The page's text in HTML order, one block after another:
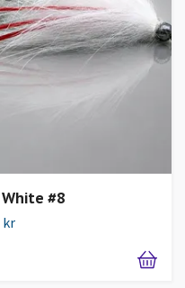
#8
kr